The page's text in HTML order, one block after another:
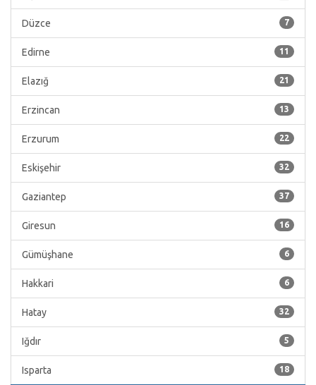
7
Düzce
11
Edirne
21
Elazığ
13
Erzincan
22
Erzurum
32
Eskişehir
37
Gaziantep
16
Giresun
6
Gümüşhane
6
Hakkari
32
Hatay
5
Iğdır
18
Isparta